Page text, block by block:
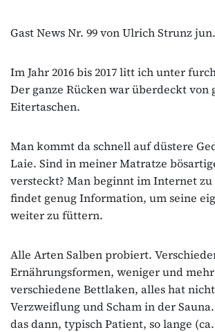
Gast News Nr. 99 von Ulrich Strunz jun.
Im Jahr 2016 bis 2017 litt ich unter
Der ganze Rücken war überdeckt von
Eitertaschen.
Man kommt da schnell auf düstere
Laie. Sind in meiner Matratze
versteckt? Man beginnt im Internet zu
findet genug Information, um seine
weiter zu füttern.
Alle Arten Salben probiert.
Ernährungsformen, weniger und
verschiedene Bettlaken, alles hat
Verzweiflung und Scham in der
das dann, typisch Patient, so lange